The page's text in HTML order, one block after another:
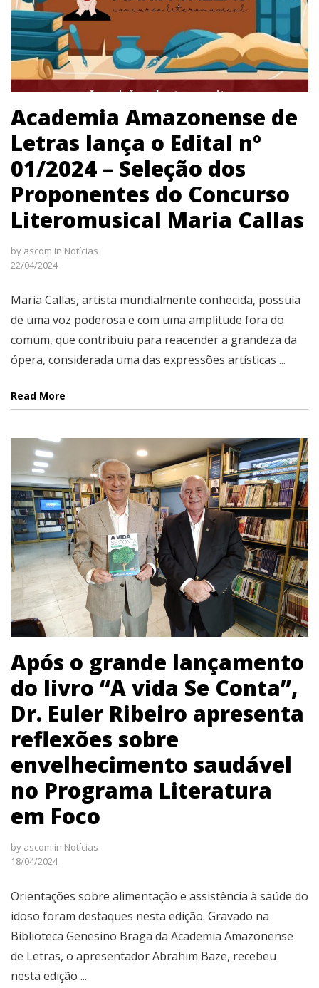
Academia Amazonense de
Letras lança o Edital nº
01/2024 – Seleção dos
Proponentes do Concurso
Literomusical Maria Callas
by ascom in Notícias
22/04/2024
Maria Callas, artista mundialmente conhecida, possuía
de uma voz poderosa e com uma amplitude fora do
comum, que contribuiu para reacender a grandeza da
ópera, considerada uma das expressões artísticas ...
Read More
Após o grande lançamento
do livro “A vida Se Conta”,
Dr. Euler Ribeiro apresenta
reflexões sobre
envelhecimento saudável
no Programa Literatura
em Foco
by ascom in Notícias
18/04/2024
Orientações sobre alimentação e assistência à saúde do
idoso foram destaques nesta edição. Gravado na
Biblioteca Genesino Braga da Academia Amazonense
de Letras, o apresentador Abrahim Baze, recebeu
nesta edição ...